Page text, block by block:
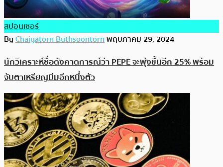
สปอนเซอร์
ByChaiyatorn Buthsoontornพฤษภาคม 29, 2024
นักวิเคราะห์ชื่อดังคาดการณ์ว่า PEPE จะพุ่งขึ้นอีก 25% พร้อม
จับตาเหรียญมีมอีกหนึ่งตัว